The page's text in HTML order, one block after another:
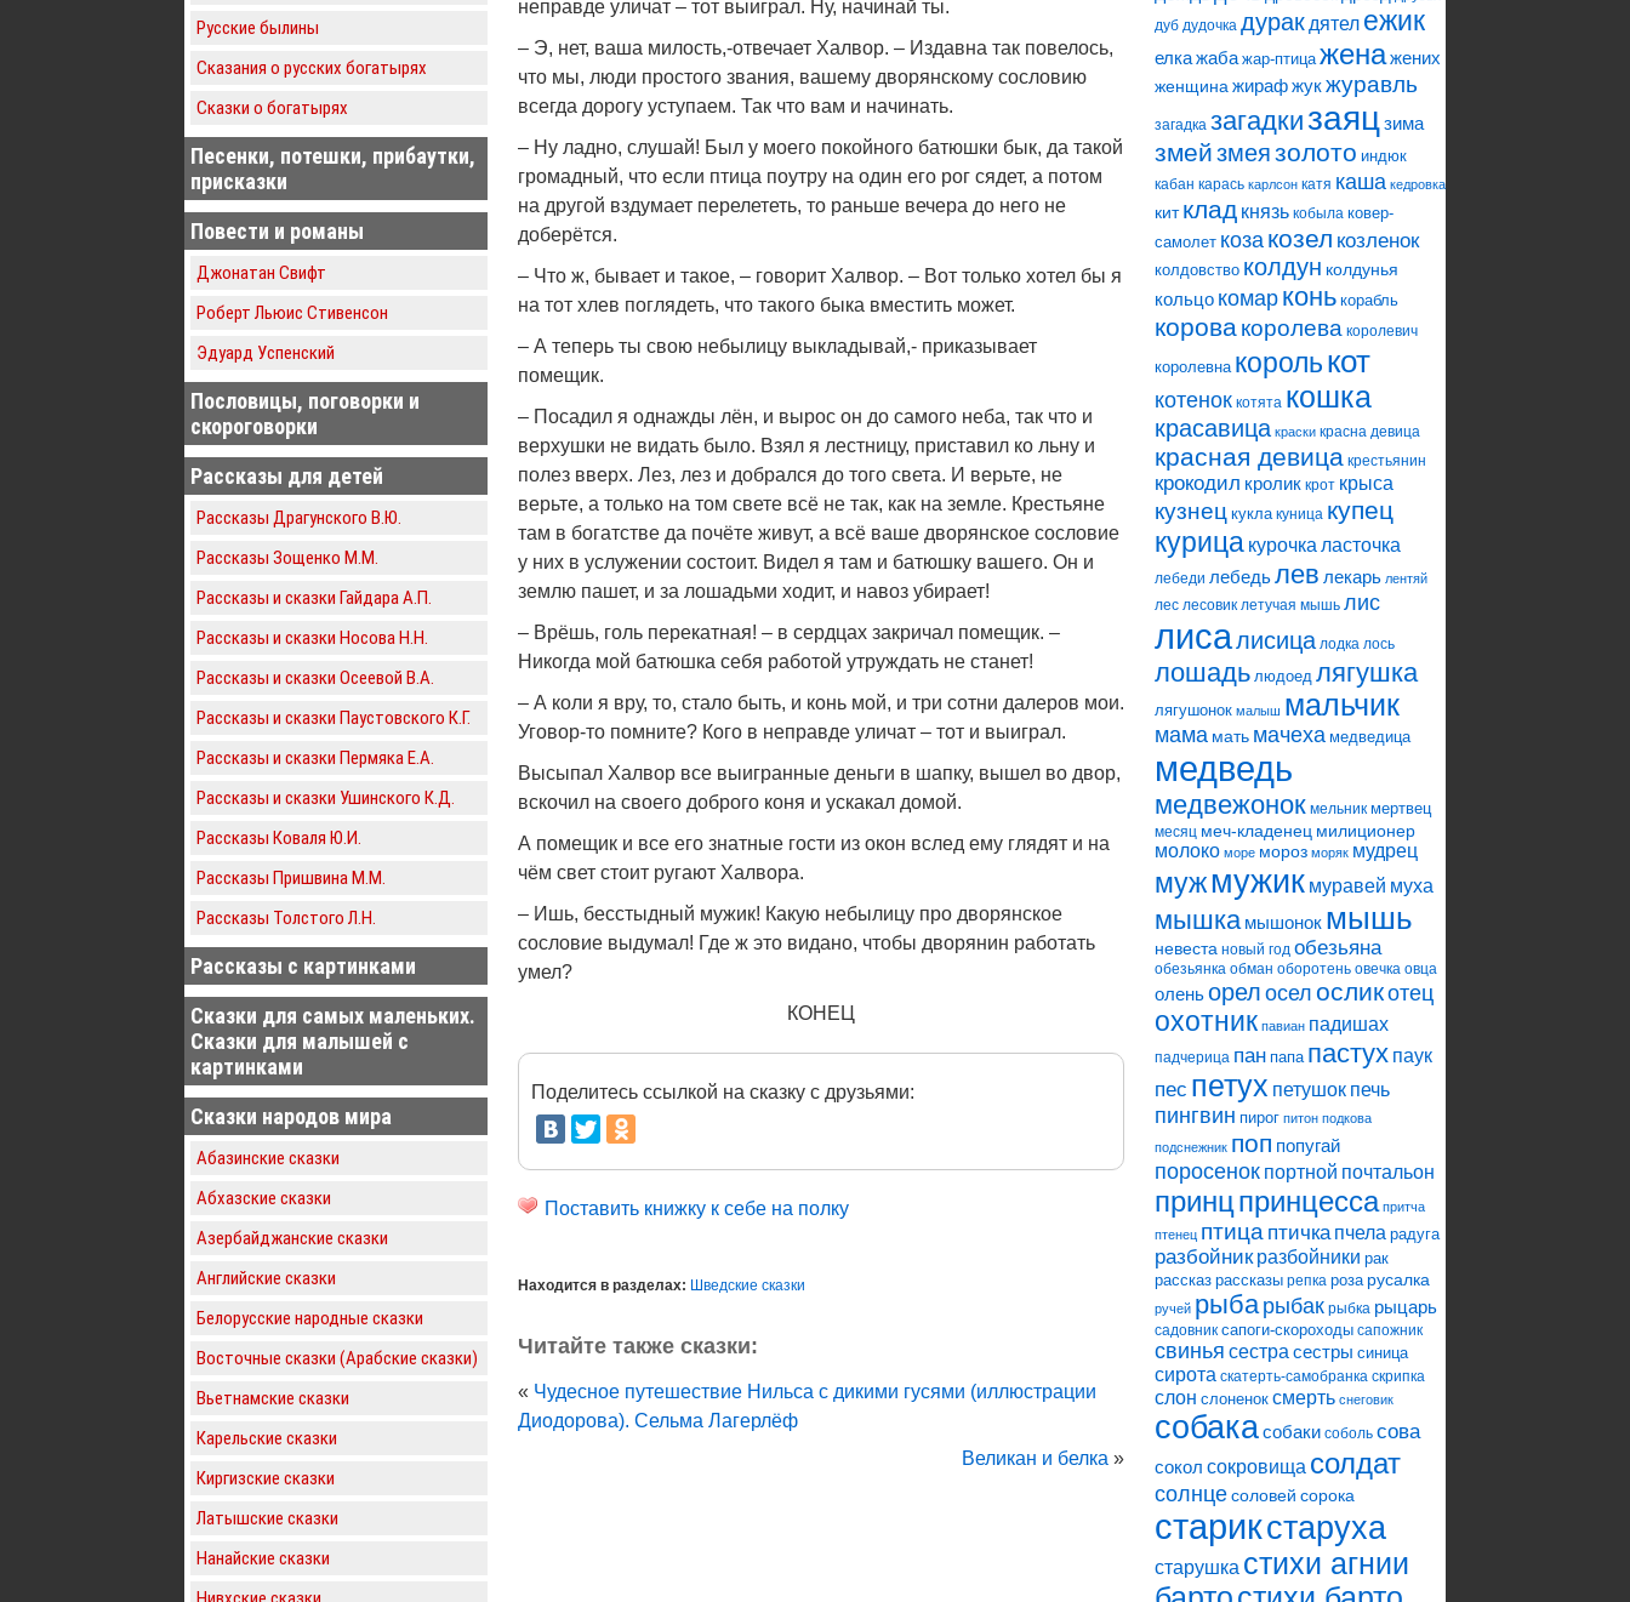
Русские былины
Сказания о русских богатырях
Сказки о богатырях
Песенки, потешки, прибаутки,
присказки
Повести и романы
Джонатан Свифт
Роберт Льюис Стивенсон
Эдуард Успенский
Пословицы, поговорки и
скороговорки
Рассказы для детей
Рассказы Драгунского В.Ю.
Рассказы Зощенко М.М.
Рассказы и сказки Гайдара А.П.
Рассказы и сказки Носова Н.Н.
Рассказы и сказки Осеевой В.А.
Рассказы и сказки Паустовского К.Г.
Рассказы и сказки Пермяка Е.А.
Рассказы и сказки Ушинского К.Д.
Рассказы Коваля Ю.И.
Рассказы Пришвина М.М.
Рассказы Толстого Л.Н.
Рассказы с картинками
Сказки для самых маленьких.
Сказки для малышей с
картинками
Сказки народов мира
Абазинские сказки
Абхазские сказки
Азербайджанские сказки
Английские сказки
Белорусские народные сказки
Восточные сказки (Арабские сказки)
Вьетнамские сказки
Карельские сказки
Киргизские сказки
Латышские сказки
Нанайские сказки
неправде уличат – тот выиграл. Ну, начинай ты.
– Э, нет, ваша милость,-отвечает Халвор. – Издавна так повелось,
что мы, люди простого звания, вашему дворянскому сословию
всегда дорогу уступаем. Так что вам и начинать.
– Ну ладно, слушай! Был у моего покойного батюшки бык, да такой
громадный, что если птица поутру на один его рог сядет, а потом
на другой вздумает перелететь, то раньше вечера до него не
доберётся.
– Что ж, бывает и такое, – говорит Халвор. – Вот только хотел бы я
на тот хлев поглядеть, что такого быка вместить может.
– А теперь ты свою небылицу выкладывай,- приказывает
помещик.
– Посадил я однажды лён, и вырос он до самого неба, так что и
верхушки не видать было. Взял я лестницу, приставил ко льну и
полез вверх. Лез, лез и добрался до того света. И верьте, не
верьте, а только на том свете всё не так, как на земле. Крестьяне
там в богатстве да почёте живут, а всё ваше дворянское сословие
у них в услужении состоит. Видел я там и батюшку вашего. Он и
землю пашет, и за лошадьми ходит, и навоз убирает!
– Врёшь, голь перекатная! – в сердцах закричал помещик. –
Никогда мой батюшка себя работой утруждать не станет!
– А коли я вру, то, стало быть, и конь мой, и три сотни далеров мои.
Уговор-то помните? Кого в неправде уличат – тот и выиграл.
Высыпал Халвор все выигранные деньги в шапку, вышел во двор,
вскочил на своего доброго коня и ускакал домой.
А помещик и все его знатные гости из окон вслед ему глядят и на
чём свет стоит ругают Халвора.
– Ишь, бесстыдный мужик! Какую небылицу про дворянское
сословие выдумал! Где ж это видано, чтобы дворянин работать
умел?
КОНЕЦ
Поделитесь ссылкой на сказку с друзьями:
Поставить книжку к себе на полку
Находится в разделах: Шведские сказки
Читайте также сказки:
« Чудесное путешествие Нильса с дикими гусями (иллюстрации
Диодорова). Сельма Лагерлёф
Великан и белка »
дуб дудочка дурак дятел ежик
елкажаба жар-птица женажених
женщина жирафжукжуравль
загадка загадкизаяцзима
змейзмеязолото индюк
кабан карась карлсон катя каша кедровка
кит клад князь кобыла ковер-
самолет козакозел козленок
колдовство колдун колдунья
кольцо комар конь корабль
коровакоролева королевич
королевна королькот
котенок котята кошка
красавица краски красна девица
красная девица крестьянин
крокодил кролик крот крыса
кузнец кукла куница купец
курица курочка ласточка
лебеди лебедьлев лекарь лентяй
лес лесовик летучая мышь лис
лисалисица лодка лось
лошадь людоед лягушка
лягушонок малыш мальчик
мама мать мачеха медведица
медведь
медвежонок мельник мертвец
месяц меч-кладенец милиционер
молоко море мороз моряк мудрец
мужмужик муравей муха
мышка мышонок мышь
невеста новый год обезьяна
обезьянка обман оборотень овечка овца
оленьорелоселосликотец
охотник павиан падишах
падчерица пан папа пастух паук
пес петух петушок печь
пингвин пирог питон подкова
подснежник поп попугай
поросенок портной почтальон
принцпринцесса притча
птенец птица птичка пчела радуга
разбойник разбойники рак
рассказ рассказы репка роза русалка
ручей рыбарыбак рыбка рыцарь
садовник сапоги-скороходы сапожник
свинья сестра сестры синица
сирота скатерть-самобранка скрипка
слон слоненок смерть снеговик
собакасобаки соболь сова
сокол сокровища солдат
солнцесоловей сорока
старикстаруха
старушка стихи агнии